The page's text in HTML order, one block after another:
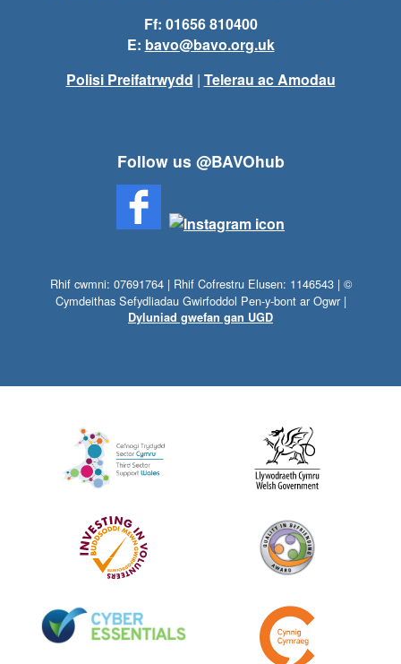
Ff: 01656 810400
E: bavo@bavo.org.uk
Polisi Preifatrwydd | Telerau ac Amodau
Follow us @BAVOhub
Rhif cwmni: 07691764 | Rhif Cofrestru Elusen: 1146543 | ©
Cymdeithas Sefydliadau Gwirfoddol Pen-y-bont ar Ogwr |
Dyluniad gwefan gan UGD